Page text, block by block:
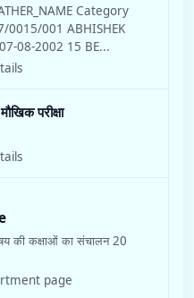
Category
0015/001 ABHISHEK
07-08-2002 15 BE...
परीक्षा
की कक्षाओं का संचालन 20
page